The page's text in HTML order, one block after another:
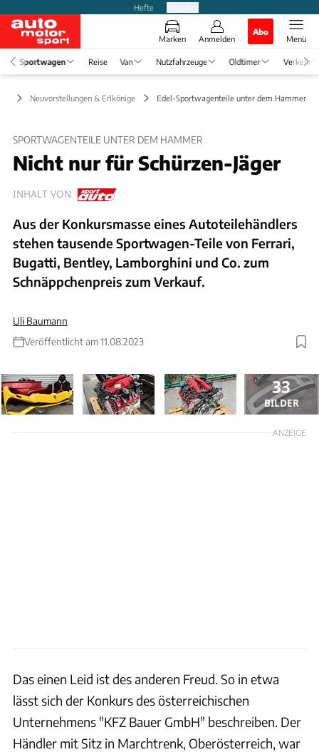
Hefte
Marken Anmelden
Abo
Menü
Sportwagen Reise Van Nutzfahrzeuge Oldtimer Verkehr
Neuvorstellungen & Erlkönige Edel-Sportwagenteile unter dem Hammer
SPORTWAGENTEILE UNTER DEM HAMMER
Nicht nur für Schürzen-Jäger
INHALT VON
Aus der Konkursmasse eines Autoteilehändlers
stehen tausende Sportwagen-Teile von Ferrari,
Bugatti, Bentley, Lamborghini und Co. zum
Schnäppchenpreis zum Verkauf.
Uli Baumann
Veröffentlicht am 11.08.2023
33
BILDER
ANZEIGE
Das einen Leid ist des anderen Freud. So in etwa
lässt sich der Konkurs des österreichischen
Unternehmens "KFZ Bauer GmbH" beschreiben. Der
Händler mit Sitz in Marchtrenk, Oberösterreich, war